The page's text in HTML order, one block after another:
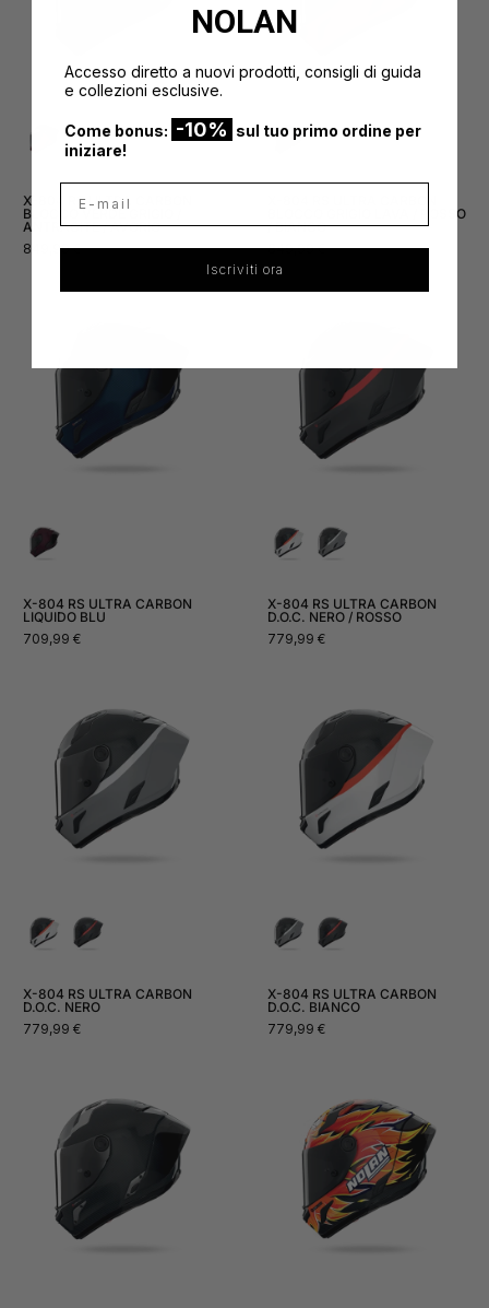
X-804 RS ULTRA CARBON
BLOCCO VERDE GRIGIO /
ANTRACITE / AVORIO
Prezzo
849,99 €
BLOCCO GRIGIO LAVA / ROSSO
/ BIANCO
Prezzo
normale
849,99 €
X-804 RS ULTRA CARBON
LIQUIDO BLU
Prezzo
709,99 €
X-804 RS ULTRA CARBON
D.O.C. NERO / ROSSO
Prezzo
779,99 €
X-804 RS ULTRA CARBON
D.O.C. NERO
Prezzo
779,99 €
X-804 RS ULTRA CARBON
D.O.C. BIANCO
Prezzo
779,99 €
NOLAN
Accesso diretto a nuovi prodotti, consigli di guida
e collezioni esclusive.
Come bonus: -10% sul tuo primo ordine per
iniziare!
E-mail
Iscriviti ora